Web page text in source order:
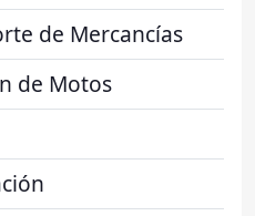
de Mercancías
de Motos